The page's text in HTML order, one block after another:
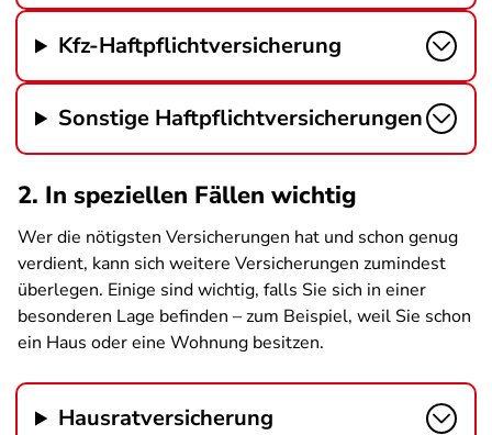
Kfz-Haftpflichtversicherung
Sonstige Haftpflichtversicherungen
2. In speziellen Fällen wichtig
Wer die nötigsten Versicherungen hat und schon genug
verdient, kann sich weitere Versicherungen zumindest
überlegen. Einige sind wichtig, falls Sie sich in einer
besonderen Lage befinden – zum Beispiel, weil Sie schon
ein Haus oder eine Wohnung besitzen.
Hausratversicherung